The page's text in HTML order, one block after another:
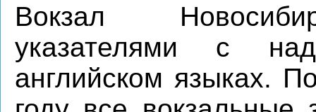
Вокзал
указателями с
английском языках.